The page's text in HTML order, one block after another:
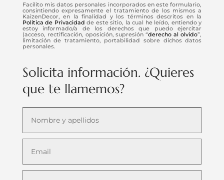
Facilito mis datos personales incorporados en este formulario,
consintiendo expresamente el tratamiento de los mismos a
KaizenDecor, en la finalidad y los términos descritos en la
Política de Privacidad de este sitio, la cual he leído, entiendo y
estoy informado/a de los derechos que puedo ejercitar
(acceso, rectificación, oposición, supresión “derecho al olvido”,
limitación de tratamiento, portabilidad sobre dichos datos
personales.
Solicita información. ¿Quieres
que te llamemos?